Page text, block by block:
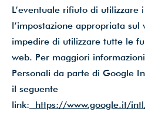
L’eventuale rifiuto di utilizzare
l’impostazione appropriata sul
impedire di utilizzare tutte le
web. Per maggiori
Personali da parte di Google
il seguente
link: https://www.google.it/